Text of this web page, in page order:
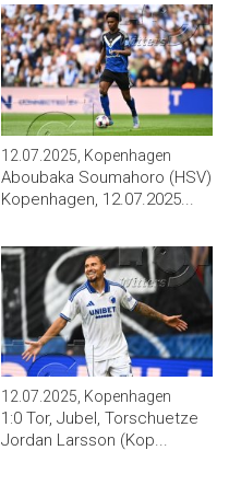
12.07.2025, Kopenhagen
Aboubaka Soumahoro (HSV)
Kopenhagen, 12.07.2025...
12.07.2025, Kopenhagen
1:0 Tor, Jubel, Torschuetze
Jordan Larsson (Kop...